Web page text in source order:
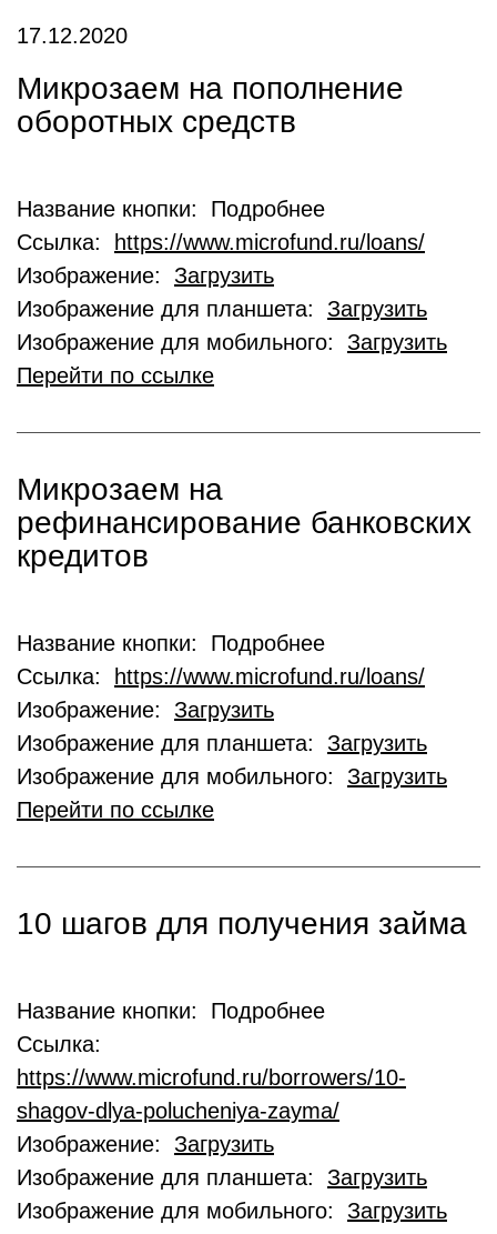
17.12.2020
Микрозаем на пополнение
оборотных средств
Название кнопки: Подробнее
Ссылка:
https://www.microfund.ru/loans/
Изображение: Загрузить
Изображение для планшета: Загрузить
Изображение для мобильного: Загрузить
Перейти по ссылке
Микрозаем на
рефинансирование банковских
кредитов
Название кнопки: Подробнее
Ссылка:
https://www.microfund.ru/loans/
Изображение: Загрузить
Изображение для планшета: Загрузить
Изображение для мобильного: Загрузить
Перейти по ссылке
10 шагов для получения займа
Название кнопки: Подробнее
Ссылка:
https://www.microfund.ru/borrowers/10-
shagov-dlya-polucheniya-zayma/
Изображение: Загрузить
Изображение для планшета: Загрузить
Изображение для мобильного: Загрузить